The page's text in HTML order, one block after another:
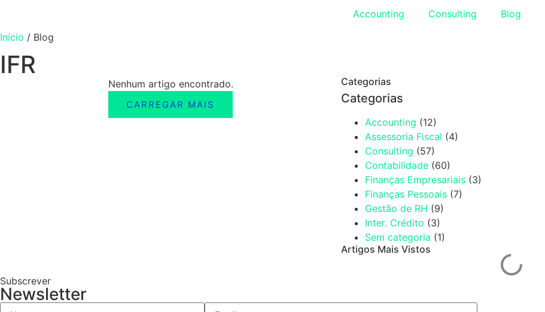
Accounting Consulting Blog
Início / Blog
IFR
Nenhum artigo encontrado.
CARREGAR MAIS
Categorias
Categorias
Accounting (12)
Assessoria Fiscal (4)
Consulting (57)
Contabilidade (60)
Finanças Empresariais (3)
Finanças Pessoais (7)
Gestão de RH (9)
Inter. Crédito (3)
Sem categoria (1)
Artigos Mais Vistos
Subscrever
Newsletter